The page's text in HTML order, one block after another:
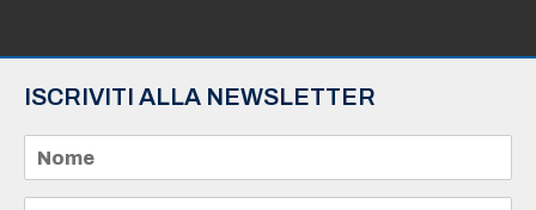
ISCRIVITI ALLA NEWSLETTER
m
e